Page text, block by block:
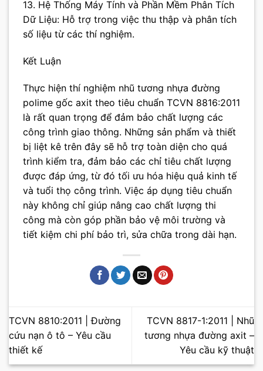
13. Hệ Thống Máy Tính và Phần Mềm Phân Tích
Dữ Liệu: Hỗ trợ trong việc thu thập và phân tích
số liệu từ các thí nghiệm.
Kết Luận
Thực hiện thí nghiệm nhũ tương nhựa đường
polime gốc axit theo tiêu chuẩn TCVN 8816:2011
là rất quan trọng để đảm bảo chất lượng các
công trình giao thông. Những sản phẩm và thiết
bị liệt kê trên đây sẽ hỗ trợ toàn diện cho quá
trình kiểm tra, đảm bảo các chỉ tiêu chất lượng
được đáp ứng, từ đó tối ưu hóa hiệu quả kinh tế
và tuổi thọ công trình. Việc áp dụng tiêu chuẩn
này không chỉ giúp nâng cao chất lượng thi
công mà còn góp phần bảo vệ môi trường và
tiết kiệm chi phí bảo trì, sửa chữa trong dài hạn.
TCVN 8810:2011 | Đường
cứu nạn ô tô – Yêu cầu
thiết kế
TCVN 8817-1:2011 | Nhũ
tương nhựa đường axit –
Yêu cầu kỹ thuật